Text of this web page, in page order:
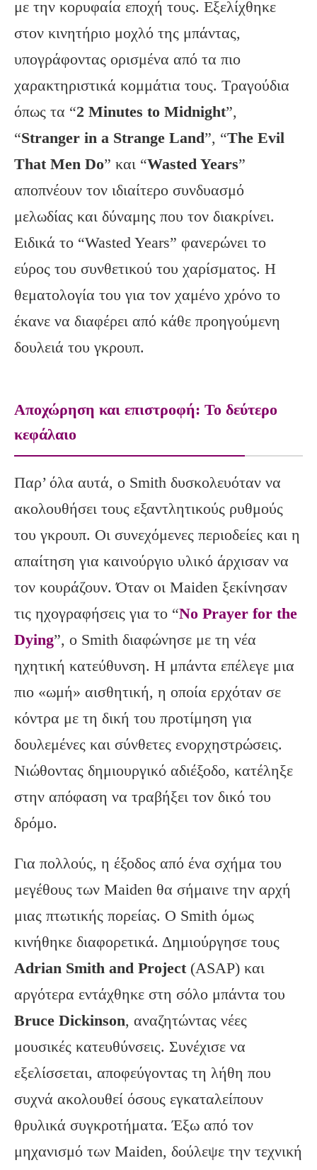
με την κορυφαία εποχή τους. Εξελίχθηκε
στον κινητήριο μοχλό της μπάντας,
υπογράφοντας ορισμένα από τα πιο
χαρακτηριστικά κομμάτια τους. Τραγούδια
όπως τα “2 Minutes to Midnight”,
“Stranger in a Strange Land”, “The Evil
That Men Do” και “Wasted Years”
αποπνέουν τον ιδιαίτερο συνδυασμό
μελωδίας και δύναμης που τον διακρίνει.
Ειδικά το “Wasted Years” φανερώνει το
εύρος του συνθετικού του χαρίσματος. Η
θεματολογία του για τον χαμένο χρόνο το
έκανε να διαφέρει από κάθε προηγούμενη
δουλειά του γκρουπ.
Αποχώρηση και επιστροφή: Το δεύτερο
κεφάλαιο
Παρ’ όλα αυτά, ο Smith δυσκολευόταν να
ακολουθήσει τους εξαντλητικούς ρυθμούς
του γκρουπ. Οι συνεχόμενες περιοδείες και η
απαίτηση για καινούργιο υλικό άρχισαν να
τον κουράζουν. Όταν οι Maiden ξεκίνησαν
τις ηχογραφήσεις για το “No Prayer for the
Dying”, ο Smith διαφώνησε με τη νέα
ηχητική κατεύθυνση. Η μπάντα επέλεγε μια
πιο «ωμή» αισθητική, η οποία ερχόταν σε
κόντρα με τη δική του προτίμηση για
δουλεμένες και σύνθετες ενορχηστρώσεις.
Νιώθοντας δημιουργικό αδιέξοδο, κατέληξε
στην απόφαση να τραβήξει τον δικό του
δρόμο.
Για πολλούς, η έξοδος από ένα σχήμα του
μεγέθους των Maiden θα σήμαινε την αρχή
μιας πτωτικής πορείας. Ο Smith όμως
κινήθηκε διαφορετικά. Δημιούργησε τους
Adrian Smith and Project(ASAP) και
αργότερα εντάχθηκε στη σόλο μπάντα του
Bruce Dickinson, αναζητώντας νέες
μουσικές κατευθύνσεις. Συνέχισε να
εξελίσσεται, αποφεύγοντας τη λήθη που
συχνά ακολουθεί όσους εγκαταλείπουν
θρυλικά συγκροτήματα. Έξω από τον
μηχανισμό των Maiden, δούλεψε την τεχνική